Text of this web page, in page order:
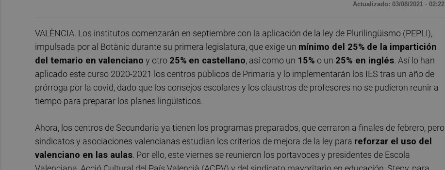
Actualizado: 03/08/2021 · 02:22
VALÈNCIA. Los institutos comenzarán en septiembre con la aplicación de la ley de Plurilingüismo (PEPLI),
impulsada por al Botànic durante su primera legislatura, que exige un mínimo del 25% de la impartición
del temario en valenciano y otro 25% en castellano, así como un 15% o un 25% en inglés. Así lo han
aplicado este curso 2020-2021 los centros públicos de Primaria y lo implementarán los IES tras un año de
prórroga por la covid, dado que los consejos escolares y los claustros de profesores no se pudieron reunir a
tiempo para preparar los planes lingüísticos.
Ahora, los centros de Secundaria ya tienen los programas preparados, que cerraron a finales de febrero, pero
sindicatos y asociaciones valencianas estudian los criterios de mejora de la ley para reforzar el uso del
valenciano en las aulas. Por ello, este viernes se reunieron los portavoces y presidentes de Escola